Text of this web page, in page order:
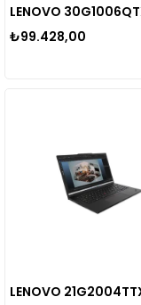
₺99.428,00